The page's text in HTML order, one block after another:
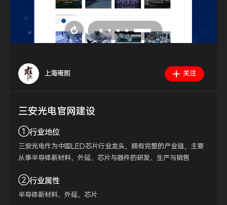
上海雍熙 关注
三安光电官网建设
①行业地位
三安光电作为中国LED芯片行业龙头，拥有完整的产业链，主要
从事半导体新材料、外延、芯片与器件的研发、生产与销售
②行业属性
半导体新材料、外延、芯片